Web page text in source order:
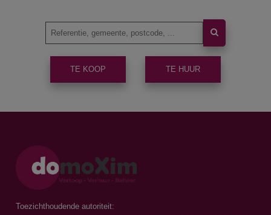
TE KOOP TE HUUR
Toezichthoudende autoriteit: